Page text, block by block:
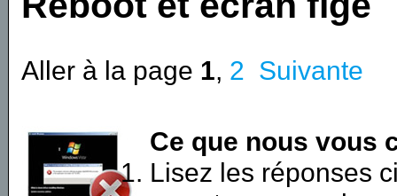
Aller à la page 1, 2 Suivante
Ce que nous vous
Lisez les réponses